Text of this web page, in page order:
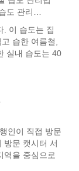
도 관리…
. 이 습도는 집
습한 여름철,
실내 습도는 40
인이 직접 방문
문 캣시터 서
역을 중심으로